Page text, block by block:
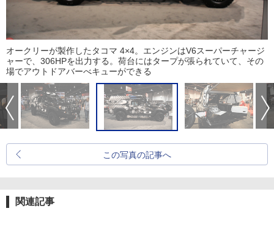
オークリーが製作したタコマ 4×4。エンジンはV6スーパーチャージ
ャーで、306HPを出力する。荷台にはタープが張られていて、その
場でアウトドアバーべキューができる
この写真の記事へ
関連記事